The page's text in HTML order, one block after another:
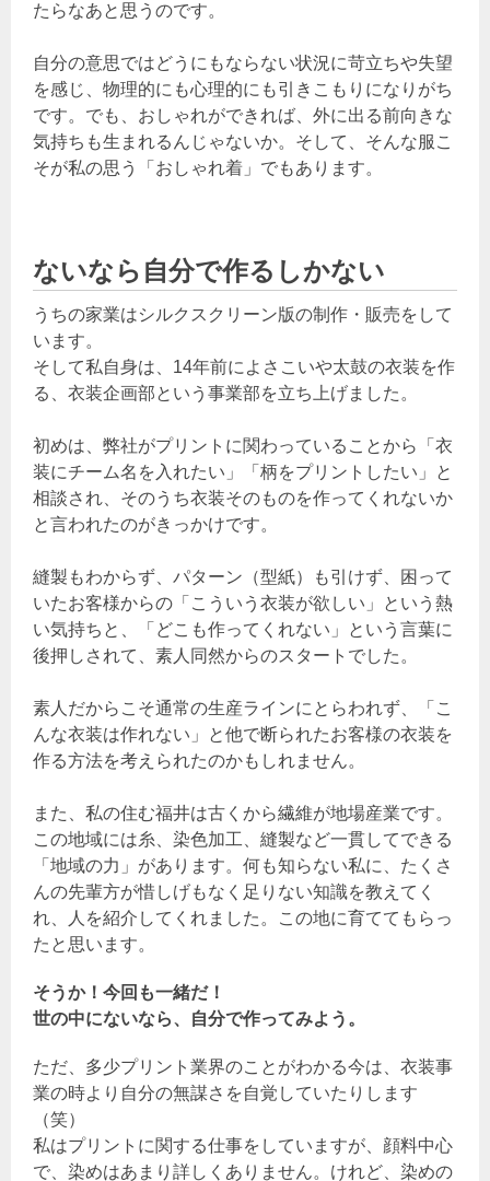
たらなあと思うのです。
自分の意思ではどうにもならない状況に苛立ちや失望
を感じ、物理的にも心理的にも引きこもりになりがち
です。でも、おしゃれができれば、外に出る前向きな
気持ちも生まれるんじゃないか。そして、そんな服こ
そが私の思う「おしゃれ着」でもあります。
ないなら自分で作るしかない
うちの家業はシルクスクリーン版の制作・販売をして
います。
そして私自身は、14年前によさこいや太鼓の衣装を作
る、衣装企画部という事業部を立ち上げました。
初めは、弊社がプリントに関わっていることから「衣
装にチーム名を入れたい」「柄をプリントしたい」と
相談され、そのうち衣装そのものを作ってくれないか
と言われたのがきっかけです。
縫製もわからず、パターン（型紙）も引けず、困って
いたお客様からの「こういう衣装が欲しい」という熱
い気持ちと、「どこも作ってくれない」という言葉に
後押しされて、素人同然からのスタートでした。
素人だからこそ通常の生産ラインにとらわれず、「こ
んな衣装は作れない」と他で断られたお客様の衣装を
作る方法を考えられたのかもしれません。
また、私の住む福井は古くから繊維が地場産業です。
この地域には糸、染色加工、縫製など一貫してできる
「地域の力」があります。何も知らない私に、たくさ
んの先輩方が惜しげもなく足りない知識を教えてく
れ、人を紹介してくれました。この地に育ててもらっ
たと思います。
そうか！今回も一緒だ！
世の中にないなら、自分で作ってみよう。
ただ、多少プリント業界のことがわかる今は、衣装事
業の時より自分の無謀さを自覚していたりします
（笑）
私はプリントに関する仕事をしていますが、顔料中心
で、染めはあまり詳しくありません。けれど、染めの